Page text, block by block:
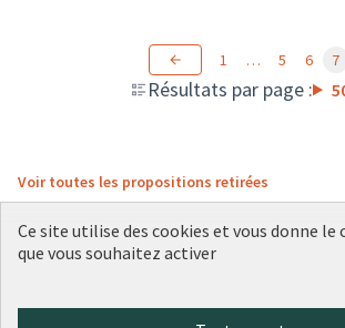
Résultats par page :
1 … 5 6 7
Voir toutes les propositions retirées
Ce site utilise des cookies et vous donne le
que vous souhaitez activer